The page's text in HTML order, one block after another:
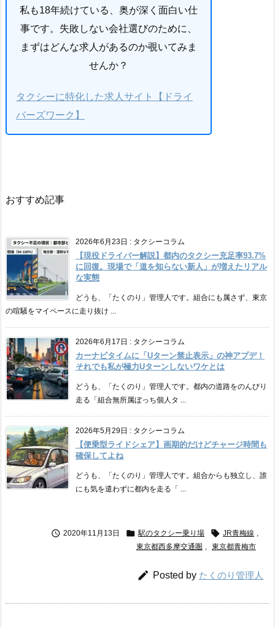
私も18年続けている、奥が深く面白い仕
事です。失敗しない会社選びのために、
まずはどんな求人があるのか覗いてみま
せんか？
タクシーに特化した求人サイト【ドライ
バーズワーク】
おすすめ記事
2026年6月23日 : タクシーコラム
【現役ドライバー解説】都内のタクシー充足率93.7%
に回復。現場で「道を知らない新人」が増えたリアル
な実態
どうも、「たくのり」管理人です。組合にも属さず、東京
の喧騒をマイペースに走り抜け ...
2026年6月17日 : タクシーコラム
カーナビタイムに「Uターン禁止表示」の神アプデ！
それでも私が極力Uターンしないワケとは
どうも、「たくのり」管理人です。都内の道路をのんびり
走る「組合無所属ぼっち個人タ ...
2026年5月29日 : タクシーコラム
【便乗型ライドシェア】画期的だけどチャージ時間も
確保してよね
どうも、「たくのり」管理人です。組合からも独立し、誰
にも気を遣わずに都内を走る「 ...
 2020年11月13日  駅のタクシー乗り場  JR青梅線 ,
東京都西多摩交通圏 , 東京都青梅市
 Posted by たくのり管理人